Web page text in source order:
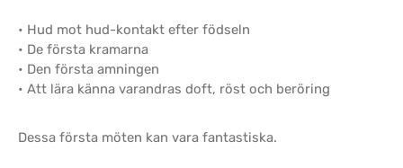
• Hud mot hud-kontakt efter födseln
• De första kramarna
• Den första amningen
• Att lära känna varandras doft, röst och beröring
Dessa första möten kan vara fantastiska.